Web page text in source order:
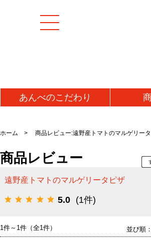
あんべのこだわり
[特集商品]
[お値打ち品]
成
マ
豚肉
ホーム 商品レビュー:遠野産トマトのマルゲリー
商品レビュー
遠野産トマトのマルゲリータピザ
5.0 (1件)
1件～1件（全1件） 並び順：